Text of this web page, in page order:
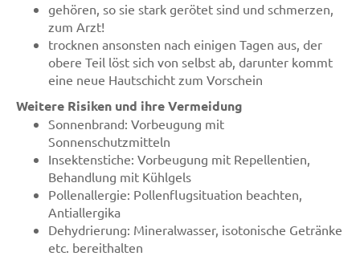
gehören, so sie stark gerötet sind und schmerzen,
zum Arzt!
trocknen ansonsten nach einigen Tagen aus, der
obere Teil löst sich von selbst ab, darunter kommt
eine neue Hautschicht zum Vorschein
Weitere Risiken und ihre Vermeidung
Sonnenbrand: Vorbeugung mit
Sonnenschutzmitteln
Insektenstiche: Vorbeugung mit Repellentien,
Behandlung mit Kühlgels
Pollenallergie: Pollenflugsituation beachten,
Antiallergika
Dehydrierung: Mineralwasser, isotonische Getränke
etc. bereithalten